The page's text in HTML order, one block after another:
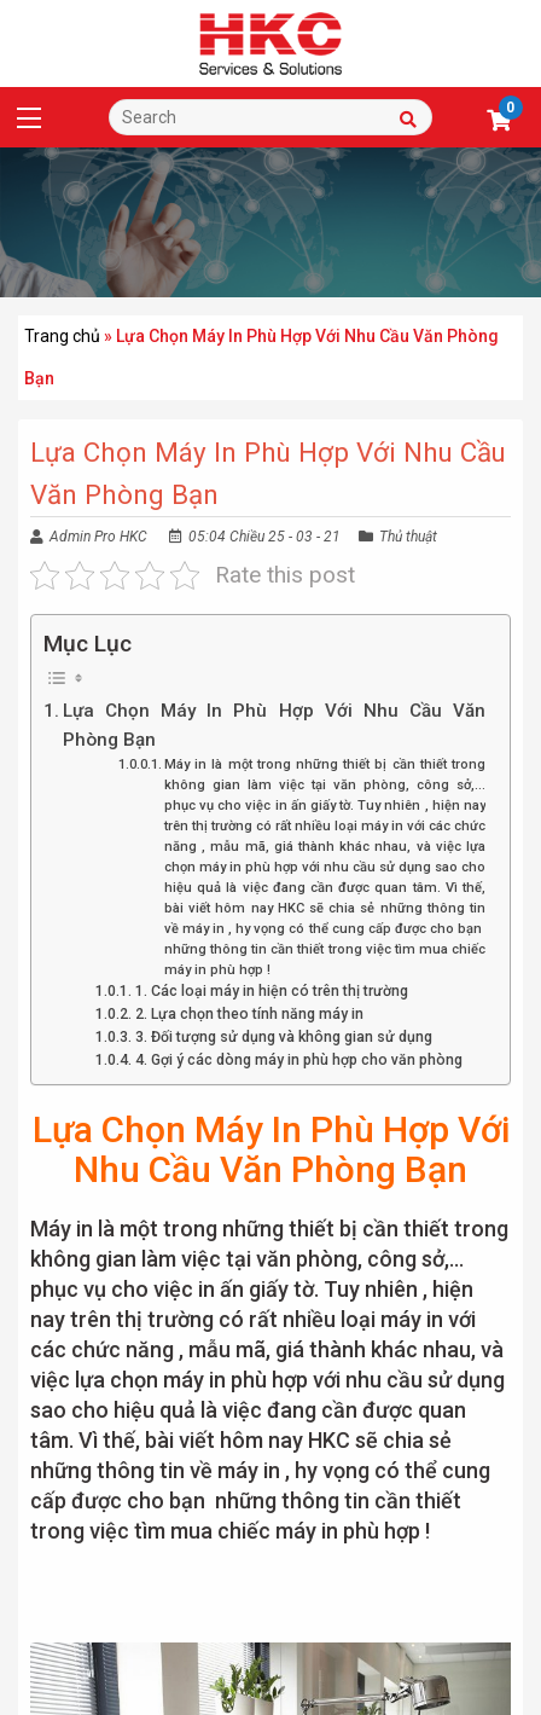
0
Trang chủ » Lựa Chọn Máy In Phù Hợp Với Nhu Cầu Văn Phòng
Bạn
Lựa Chọn Máy In Phù Hợp Với Nhu Cầu
Văn Phòng Bạn
Admin Pro HKC 05:04 Chiều 25 - 03 - 21 Thủ thuật
Rate this post
Mục Lục
Lựa Chọn Máy In Phù Hợp Với Nhu Cầu Văn
Phòng Bạn
Máy in là một trong những thiết bị cần thiết trong
không gian làm việc tại văn phòng, công sở,…
phục vụ cho việc in ấn giấy tờ. Tuy nhiên , hiện nay
trên thị trường có rất nhiều loại máy in với các chức
năng , mẫu mã, giá thành khác nhau, và việc lựa
chọn máy in phù hợp với nhu cầu sử dụng sao cho
hiệu quả là việc đang cần được quan tâm. Vì thế,
bài viết hôm nay HKC sẽ chia sẻ những thông tin
về máy in , hy vọng có thể cung cấp được cho bạn
những thông tin cần thiết trong việc tìm mua chiếc
máy in phù hợp !
1. Các loại máy in hiện có trên thị trường
2. Lựa chọn theo tính năng máy in
3. Đối tượng sử dụng và không gian sử dụng
4. Gợi ý các dòng máy in phù hợp cho văn phòng
Lựa Chọn Máy In Phù Hợp Với
Nhu Cầu Văn Phòng Bạn
Máy in là một trong những thiết bị cần thiết trong
không gian làm việc tại văn phòng, công sở,…
phục vụ cho việc in ấn giấy tờ. Tuy nhiên , hiện
nay trên thị trường có rất nhiều loại máy in với
các chức năng , mẫu mã, giá thành khác nhau, và
việc lựa chọn máy in phù hợp với nhu cầu sử dụng
sao cho hiệu quả là việc đang cần được quan
tâm. Vì thế, bài viết hôm nay HKC sẽ chia sẻ
những thông tin về máy in , hy vọng có thể cung
cấp được cho bạn những thông tin cần thiết
trong việc tìm mua chiếc máy in phù hợp !